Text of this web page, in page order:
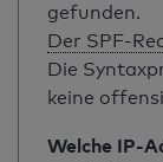
gefunden.
Der SPF-
Die
keine
Welche IP-